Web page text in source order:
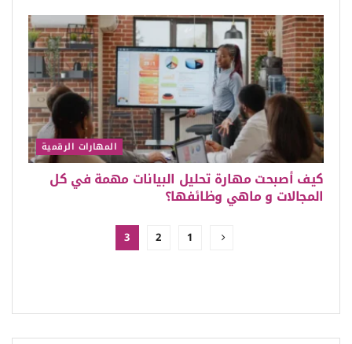
المهارات الرقمية
كيف أصبحت مهارة تحليل البيانات مهمة في كل
المجالات و ماهي وظائفها؟
1
2
3